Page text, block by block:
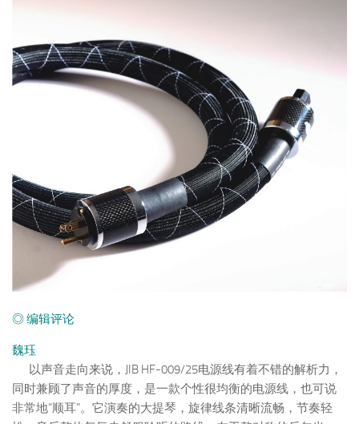
◎ 编辑评论
魏珏
以声音走向来说，JIB HF-009/25电源线有着不错的解析力，
同时兼顾了声音的厚度，是一款个性很均衡的电源线，也可说
非常地“顺耳”。它演奏的大提琴，旋律线条清晰流畅，节奏轻